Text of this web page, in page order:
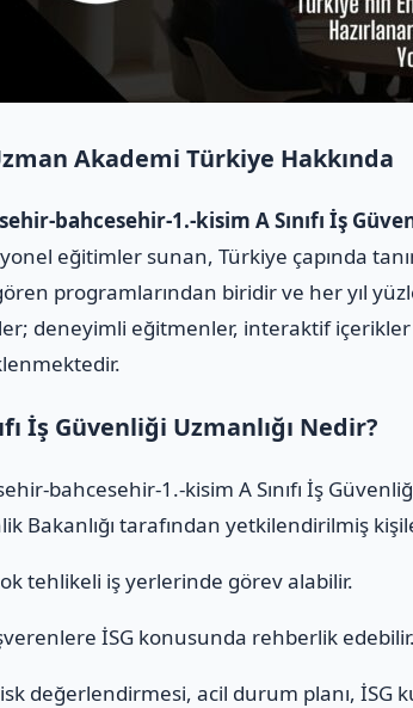
Akademi Türkiye Hakkında
bahcesehir-1.-kisim A Sınıfı İş
eğitimler sunan, Türkiye çapında
programlarından biridir ve her yıl
deneyimli eğitmenler, interaktif
İş Güvenliği Uzmanlığı Nedir?
bahcesehir-1.-kisim A Sınıfı İş
Bakanlığı tarafından yetkilendirilmiş
tehlikeli iş yerlerinde görev alabilir.
İSG konusunda rehberlik edebilir.
değerlendirmesi, acil durum planı, İSG